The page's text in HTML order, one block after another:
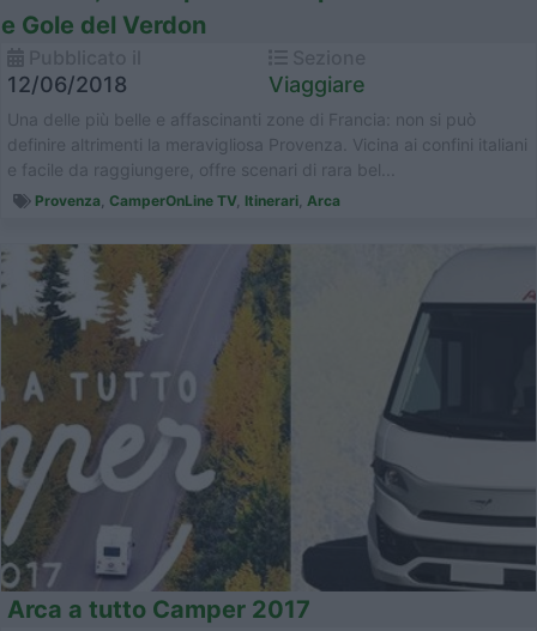
e Gole del Verdon
12/06/2018 Viaggiare
Una delle più belle e affascinanti zone di Francia: non si può
definire altrimenti la meravigliosa Provenza. Vicina ai confini italiani
e facile da raggiungere, offre scenari di rara bel...
Provenza CamperOnLine TV, Itinerari Arca
Arca a tutto Camper 2017